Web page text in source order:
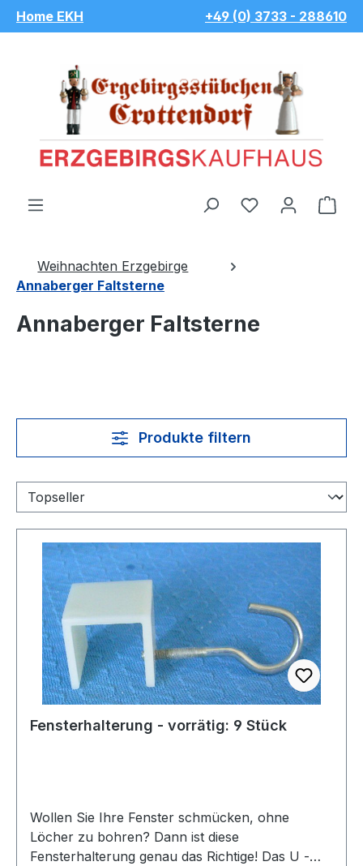
Zum Hauptinhalt springen
Home EKH +49 (0) 3733 - 288610
Du hast 0
Weihnachten Erzgebirge
Annaberger Faltsterne
Annaberger Faltsterne
Produkte filtern
Fensterhalterung - vorrätig: 9 Stück
Wollen Sie Ihre Fenster schmücken, ohne
Löcher zu bohren? Dann ist diese
Fensterhalterung genau das Richtige! Das U -